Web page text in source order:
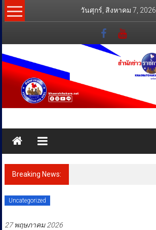
Skip
to
วันศุกร์, สิงหาคม 7, 2026
สำนัก
ข่าว
ราชการ
ทุกข์
สุข
ข้าง
Breaking News:
Uncategorized
27 พฤษภาคม 2026